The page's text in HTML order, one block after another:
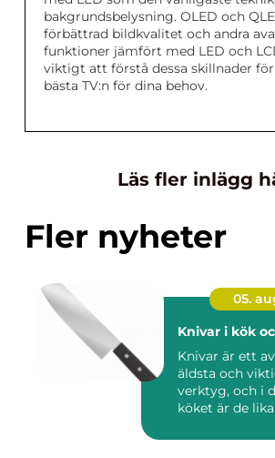
bakgrundsbelysning. OLED och
förbättrad bildkvalitet och andra
funktioner jämfört med LED och
viktigt att förstå dessa skillnader
bästa TV:n för dina behov.
Läs fler inlägg
Fler nyheter
05.
Knivar i kök
Knivar är ett
äldsta och
verktyg, och i
köket är de